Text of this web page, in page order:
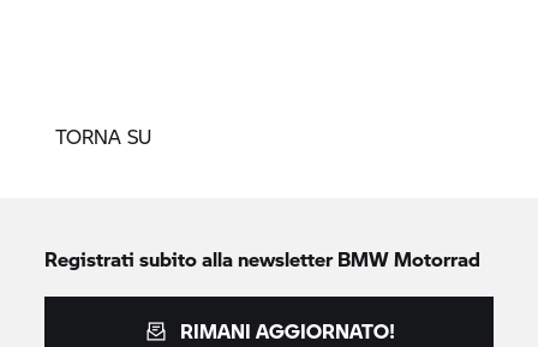
TORNA SU
Registrati subito alla newsletterBMW Motorrad
RIMANI AGGIORNATO!